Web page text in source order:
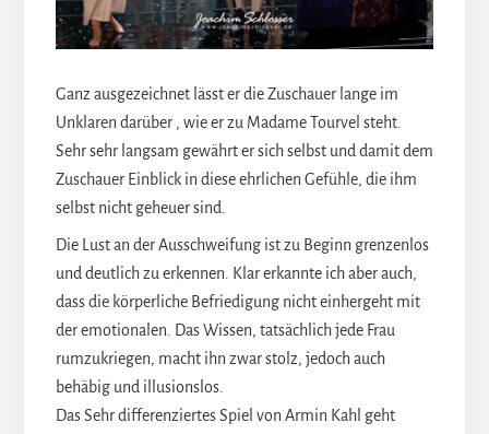
Ganz ausgezeichnet lässt er die Zuschauer lange im
Unklaren darüber , wie er zu Madame Tourvel steht.
Sehr sehr langsam gewährt er sich selbst und damit dem
Zuschauer Einblick in diese ehrlichen Gefühle, die ihm
selbst nicht geheuer sind.
Die Lust an der Ausschweifung ist zu Beginn grenzenlos
und deutlich zu erkennen. Klar erkannte ich aber auch,
dass die körperliche Befriedigung nicht einhergeht mit
der emotionalen. Das Wissen, tatsächlich jede Frau
rumzukriegen, macht ihn zwar stolz, jedoch auch
behäbig und illusionslos.
Das Sehr differenziertes Spiel von Armin Kahl geht